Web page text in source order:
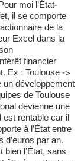
moi l’État-
il se comporte
de la
Excel dans la
financier
Ex : Toulouse ->
développement
de Toulouse
devienne une
rentable car il
à l’État entre
par an.
l’État, sans